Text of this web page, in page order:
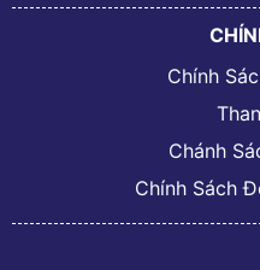
Chính
Chánh
Chính Sách